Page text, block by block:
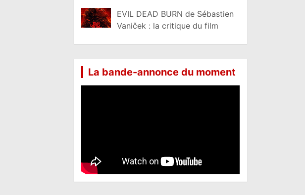
EVIL DEAD BURN de Sébastien
Vaniček : la critique du film
La bande-annonce du moment